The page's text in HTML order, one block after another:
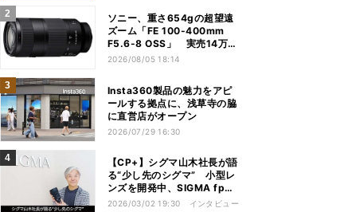
ソニー、重さ654gの超望遠
ズーム「FE 100-400mm
F5.6-8 OSS」 実売14万円
前後
2026/08/05 18:14
Insta360製品の魅力をアピ
ールする拠点に、浅草寺の脇
に直営店がオープン
2026/07/29 16:30
【CP+】シグマ山木社長が語
る“少し先のシグマ” 小型レ
ンズを開発中、SIGMA fpは
継続、フルサイズFoveonは
2026/03/02 19:30 インタビュー